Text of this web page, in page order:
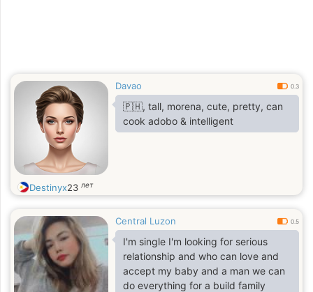
Davao 0.3
🇵🇭, tall, morena, cute, pretty, can
cook adobo & intelligent
Destinyx23 лет
Central Luzon 0.5
I'm single I'm looking for serious
relationship and who can love and
accept my baby and a man we can
do everything for a build family